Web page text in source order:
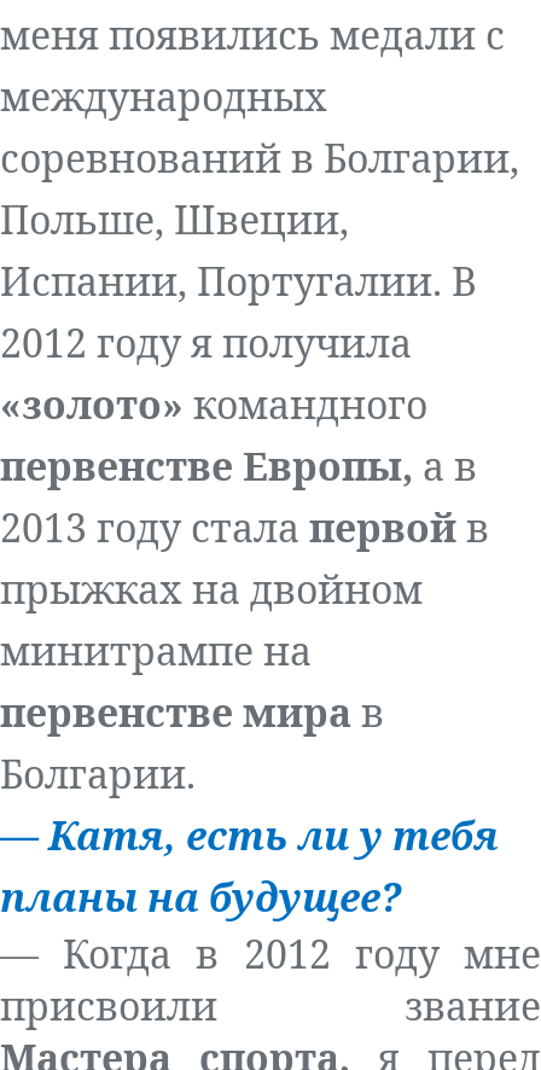
меня появились медали с
международных
соревнований в Болгарии,
Польше, Швеции,
Испании, Португалии. В
2012 году я получила
«золото» командного
первенстве Европы, а в
2013 году стала первойв
прыжках на двойном
минитрампе на
первенстве мира в
Болгарии.
—Катя, есть ли у тебя
планы на будущее?
— Когда в 2012 году мне
присвоили звание
Мастера спорта, я перед